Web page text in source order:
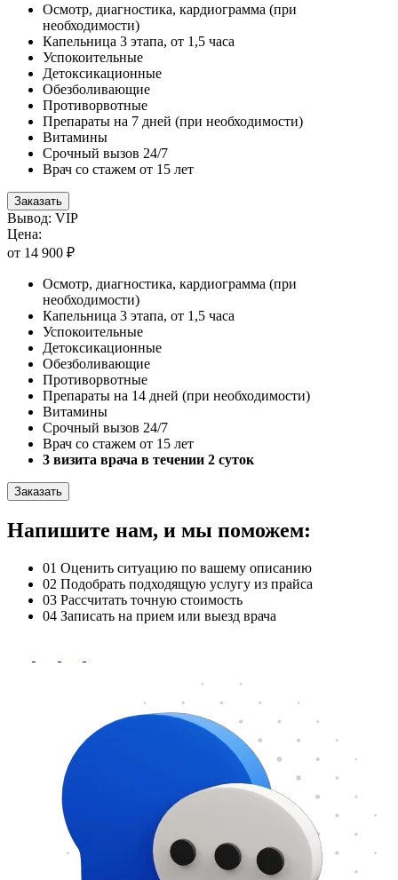
Осмотр, диагностика, кардиограмма (при
необходимости)
Капельница 3 этапа, от 1,5 часа
Успокоительные
Детоксикационные
Обезболивающие
Противорвотные
Препараты на 7 дней (при необходимости)
Витамины
Срочный вызов 24/7
Врач со стажем от 15 лет
Заказать
Вывод: VIP
Цена:
от 14 900 ₽
Осмотр, диагностика, кардиограмма (при
необходимости)
Капельница 3 этапа, от 1,5 часа
Успокоительные
Детоксикационные
Обезболивающие
Противорвотные
Препараты на 14 дней (при необходимости)
Витамины
Срочный вызов 24/7
Врач со стажем от 15 лет
3 визита врача в течении 2 суток
Заказать
Напишите нам, и мы поможем:
01 Оценить ситуацию по вашему описанию
02 Подобрать подходящую услугу из прайса
03 Рассчитать точную стоимость
04 Записать на прием или выезд врача